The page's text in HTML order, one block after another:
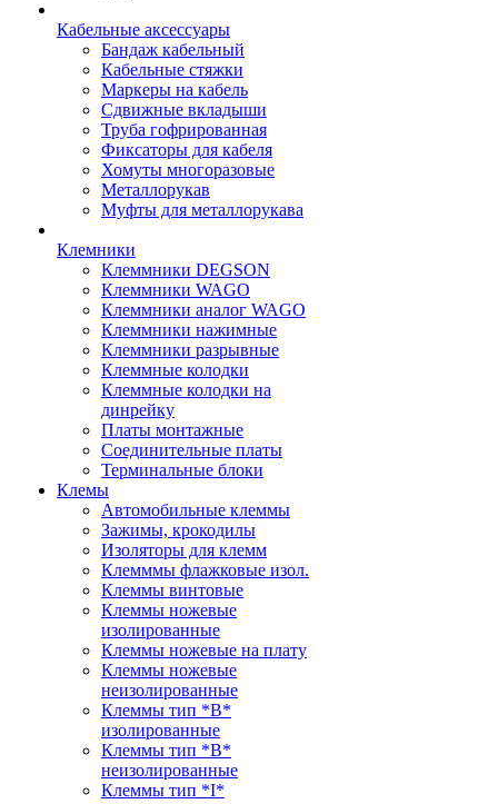
Кабельные аксессуары
Бандаж кабельный
Кабельные стяжки
Маркеры на кабель
Сдвижные вкладыши
Труба гофрированная
Фиксаторы для кабеля
Хомуты многоразовые
Металлорукав
Муфты для металлорукава
Клемники
Клеммники DEGSON
Клеммники WAGO
Клеммники аналог WAGO
Клеммники нажимные
Клеммники разрывные
Клеммные колодки
Клеммные колодки на
динрейку
Платы монтажные
Соединительные платы
Терминальные блоки
Клемы
Автомобильные клеммы
Зажимы, крокодилы
Изоляторы для клемм
Клемммы флажковые изол.
Клеммы винтовые
Клеммы ножевые
изолированные
Клеммы ножевые на плату
Клеммы ножевые
неизолированные
Клеммы тип *B*
изолированные
Клеммы тип *B*
неизолированные
Клеммы тип *I*